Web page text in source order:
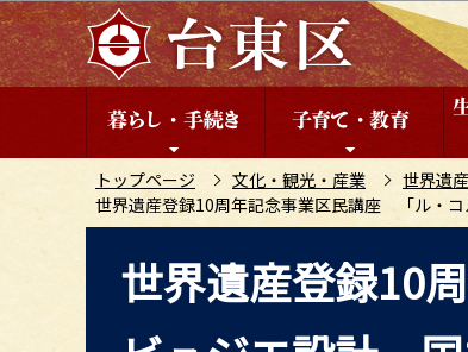
こ
の
ペ
トップページ 文化・観光・産業 世界遺産
世界遺産登録10周年記念事業区民講座 「ル・
世界遺産登録10